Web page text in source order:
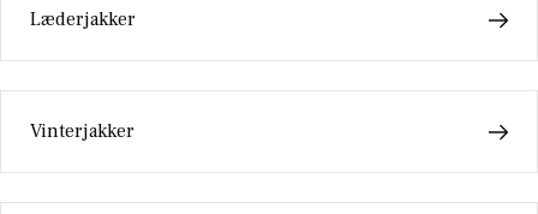
Læderjakker
Vinterjakker